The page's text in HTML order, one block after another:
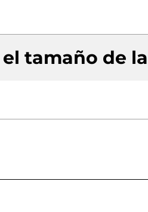
el tamaño de